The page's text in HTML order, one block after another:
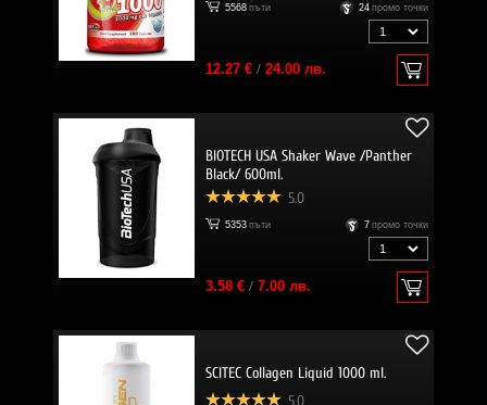
5568 пъти 24 промо точки
12.27 €/ 24.00 лв.
BIOTECH USA Shaker Wave /Panther
Black/ 600ml.
5.0
5353 пъти 7 промо точки
3.58 €/ 7.00 лв.
SCITEC Collagen Liquid 1000 ml.
5.0